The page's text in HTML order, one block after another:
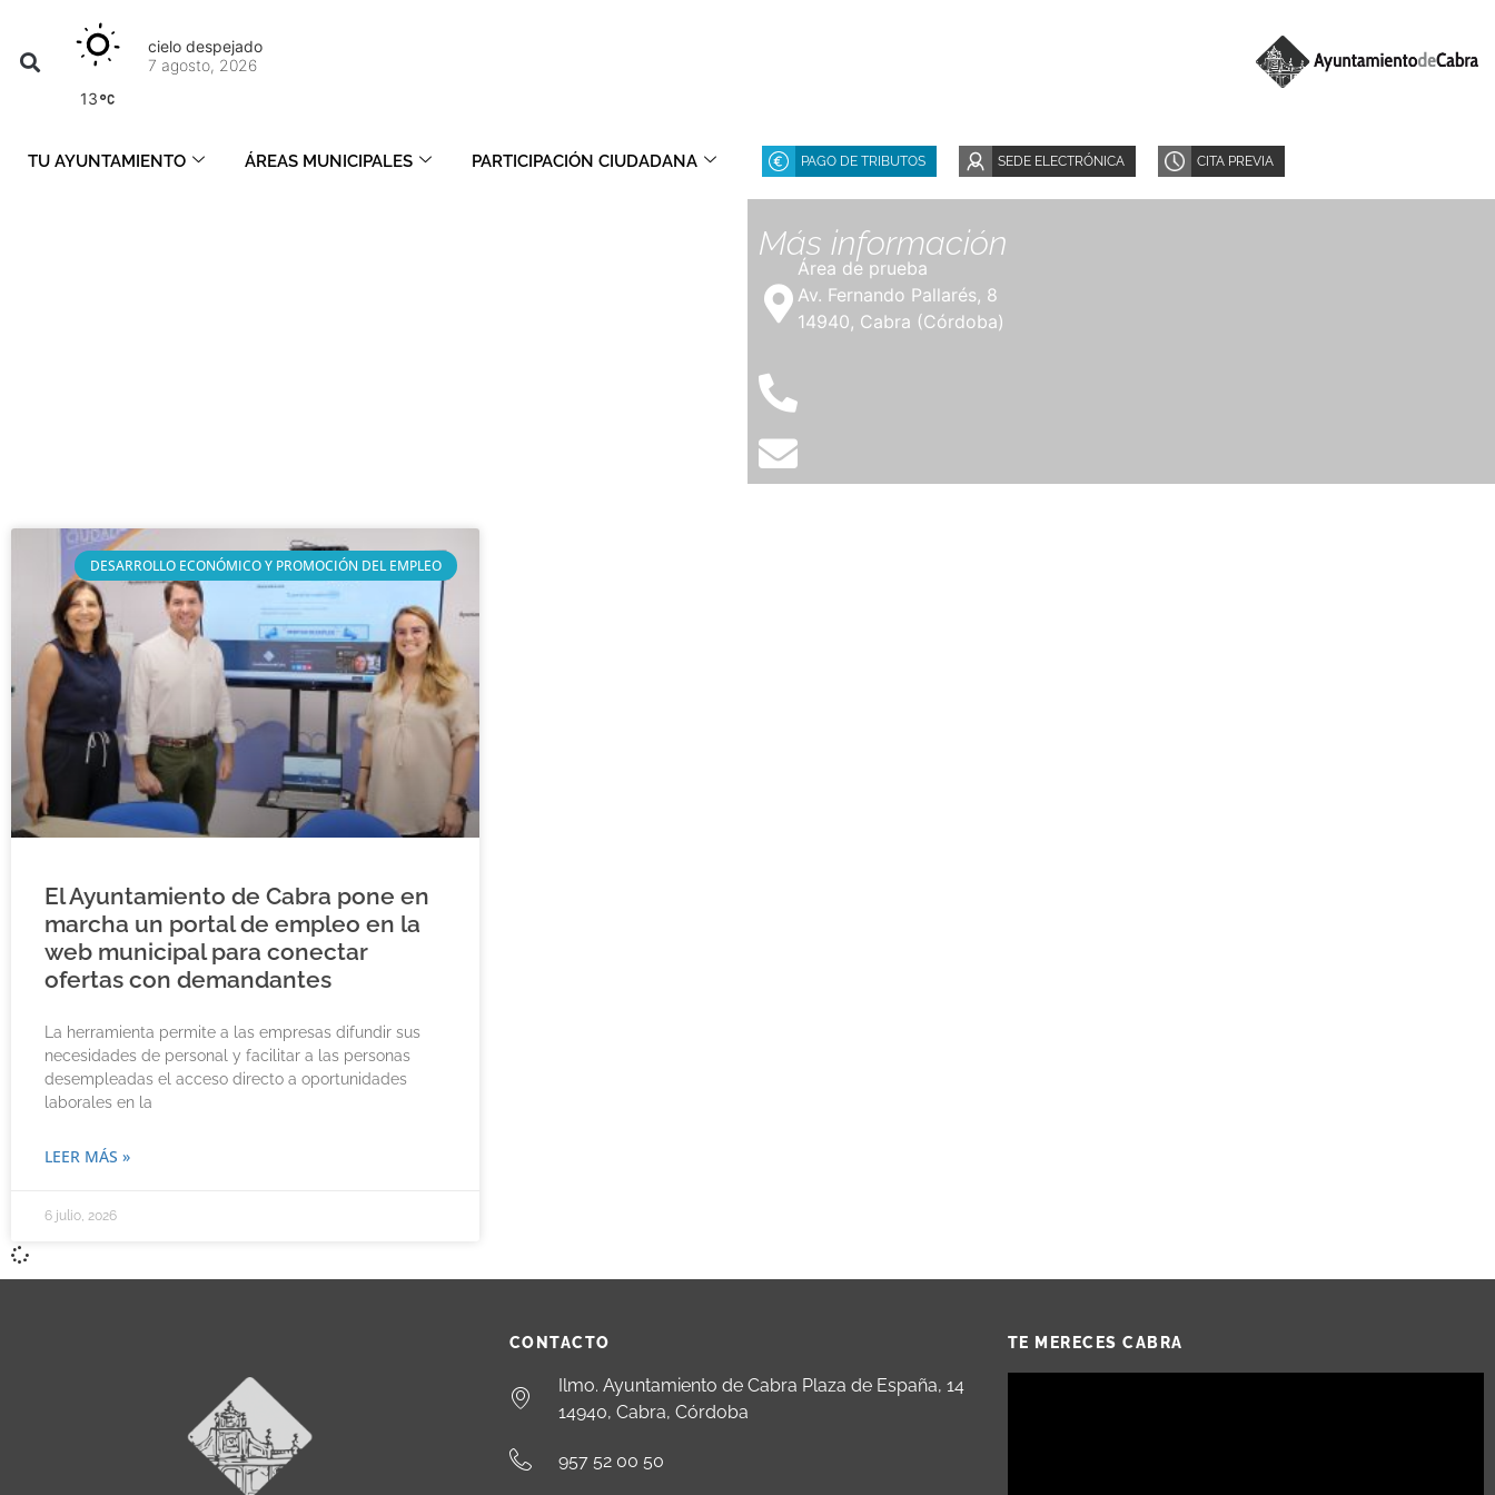
13
cielo despejado
7 agosto, 2026
TU AYUNTAMIENTO ÁREAS MUNICIPALES PARTICIPACIÓN CIUDADANA PAGO DE TRIBUTOS SEDE ELECTRÓNICA CITA PREVIA
Más información
Área de prueba
Av. Fernando Pallarés, 8
14940, Cabra (Córdoba)
DESARROLLO ECONÓMICO Y PROMOCIÓN DEL EMPLEO
El Ayuntamiento de Cabra pone en
marcha un portal de empleo en la
web municipal para conectar
ofertas con demandantes
La herramienta permite a las empresas difundir sus
necesidades de personal y facilitar a las personas
desempleadas el acceso directo a oportunidades
laborales en la
LEER MÁS »
6 julio, 2026
CONTACTO
Ilmo. Ayuntamiento de Cabra Plaza de España, 14
14940, Cabra, Córdoba
957 52 00 50
TE MERECES CABRA